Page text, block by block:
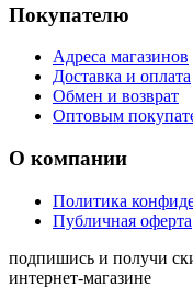
Покупателю
Адреса магазинов
Доставка и оплата
Обмен и возврат
Оптовым
О компании
Политика
Публичная оферта
подпишись и получи
интернет-магазине